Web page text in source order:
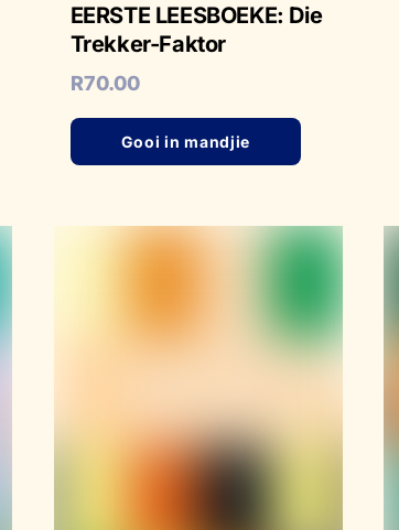
EERSTE LEESBOEKE: Die
Trekker-Faktor
R70.00
Gooi in mandjie